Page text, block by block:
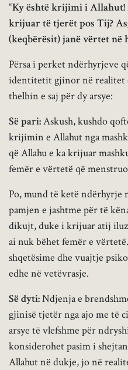
“Ky është krijimi i Allahut!
krijuar të tjerët pos Tij?
(keqbërësit) janë vërtet në
Përsa i perket ndërhyrjeve
identitetit gjinor në realitet
thelbin e saj për dy arsye:
Së pari:Askush, kushdo
krijimin e Allahut nga
që Allahu e ka krijuar
femër e vërtetë që
Po, mund të ketë ndërhyrje
pamjen e jashtme për të
dikujt, duke i krijuar atij
ai nuk bëhet femër e
shqetësime dhe vuajtje
edhe në vetëvrasje.
Së dyti:Ndjenja e
gjinisë tjetër nga ajo me të
arsye të vlefshme për
konsiderohet pasim i
Allahut në dukje, jo në